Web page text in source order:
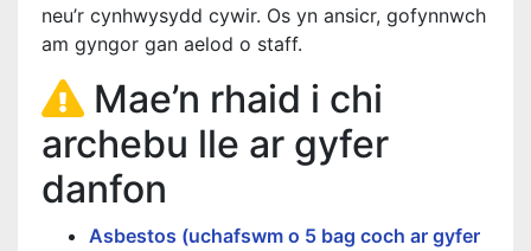
neu’r cynhwysydd cywir. Os yn ansicr, gofynnwch
am gyngor gan aelod o staff.
Mae’n rhaid i chi
archebu lle ar gyfer
danfon
Asbestos (uchafswm o 5 bag coch ar gyfer